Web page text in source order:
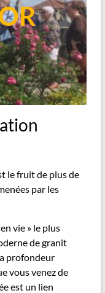
le fruit de plus de
par les
vie » le plus
de granit
profondeur
vous venez de
est un lien